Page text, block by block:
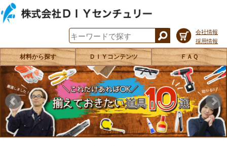
会社情報
採用情報
材料から探す ＤＩＹコンテンツ ＦＡＱ